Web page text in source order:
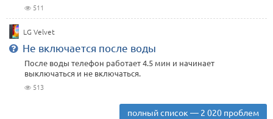
511
LG Velvet
Не включается после воды
После воды телефон работает 4.5 мин и начинает
выключаться и не включаться.
513
полный список — 2 020 проблем